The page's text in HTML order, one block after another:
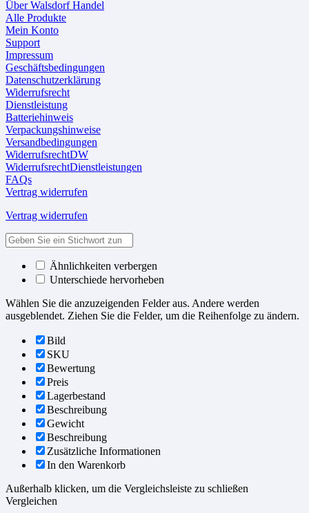
Über Walsdorf Handel
Alle Produkte
Mein Konto
Support
Impressum
Geschäftsbedingungen
Datenschutzerklärung
Widerrufsrecht
Dienstleistung
Batteriehinweis
Verpackungshinweise
Versandbedingungen
WiderrufsrechtDW
WiderrufsrechtDienstleistungen
FAQs
Vertrag widerrufen
Vertrag widerrufen
Ähnlichkeiten verbergen
Unterschiede hervorheben
Wählen Sie die anzuzeigenden Felder aus. Andere werden
ausgeblendet. Ziehen Sie die Felder, um die Reihenfolge zu ändern.
Bild
SKU
Bewertung
Preis
Lagerbestand
Beschreibung
Gewicht
Beschreibung
Zusätzliche Informationen
In den Warenkorb
Außerhalb klicken, um die Vergleichsleiste zu schließen
Vergleichen